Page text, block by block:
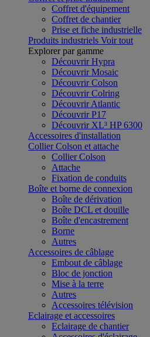
Coffret d'équipement
Coffret de chantier
Prise et fiche industrielle
Produits industriels Voir tout
Explorer par gamme
Découvrir Hypra
Découvrir Mosaic
Découvrir Colson
Découvrir Colring
Découvrir Atlantic
Découvrir P17
Découvrir XL³ HP 6300
Accessoires d'installation
Collier Colson et attache
Collier Colson
Attache
Fixation de conduits
Boîte et borne de connexion
Boîte de dérivation
Boîte DCL et douille
Boîte d'encastrement
Borne
Autres
Accessoires de câblage
Embout de câblage
Bloc de jonction
Mise à la terre
Autres
Accessoires télévision
Eclairage et accessoires
Eclairage de chantier